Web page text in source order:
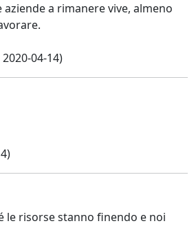
a rimanere vive, almeno
04-14)
le risorse stanno finendo e noi